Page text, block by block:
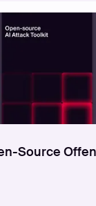
Source